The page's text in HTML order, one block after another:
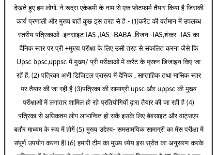
देखते हुए हम लोगों. ने रूद्रा एकेडमी के नाम से एक प्लेटफार्म तैयार किया है जिसकी
कार्य प्रणाली और मुख्य बातें कुछ इस तरह से है - (1)करेंट की वर्तमान में उपलब्ध
स्तरीय पत्रिकाओं -इनसाइट IAS ,IAS -BABA ,विजन -IAS,शंकर -IAS का
दैनिक स्तर पर प्री +मुख्य परीक्षा के लिए उसी तरह से संकलित करना जैसे कि
Upsc bpsc,uppsc में मुख्य/ प्री परीक्षाओं में करेंट के प्रश्न डिजाइन किए जा
रहें हैं. (2) पत्रिका अभी डिजिटल प्रारूप में दैनिक , साप्ताहिक तथा मासिक स्तर
पर तैयार की जा रही है (3)पत्रिका की सामाग्री upsc और uppsc की मुख्य
परीक्षाओं में लगातार शामिल हो रहे प्रतियोगियों द्वारा तैयार की जा रही है (4)
पत्रिका से अधिकतम लोग लाभान्वित हो सकें इसके लिए बेबसाइट और वाट्सएप
बतौर माध्यम के रूप में होगें (5) मुख्य उद्देश्य- समसामयिक सामाग्री का मेंस परीक्षा में
संपूर्ण उपयोग करना हैl (6) हमारी टीम का मुख्य ध्येय इस स्रोत का अनुसरण करके